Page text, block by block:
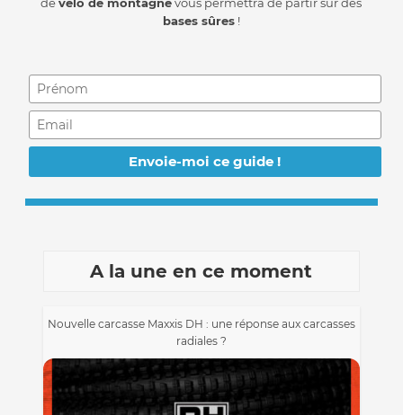
devélo de montagnevous permettra de partir sur des
bases sûres!
A la une en ce moment
Nouvelle carcasse Maxxis DH : une réponse aux carcasses
radiales ?